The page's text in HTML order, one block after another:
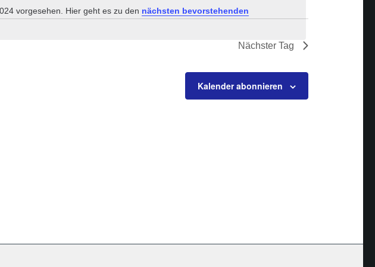
vorgesehen. Hier geht es zu den nächsten bevorstehenden
Nächster Tag
Kalender abonnieren